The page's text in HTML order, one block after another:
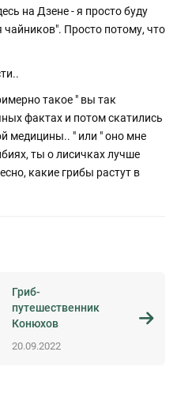
на Дзене - я просто буду
Просто потому, что
такое " вы так
фактах и потом скатились
медицины.. " или " оно мне
ты о лисичках лучше
какие грибы растут в
Гриб-
путешественник
Конюхов
20.09.2022